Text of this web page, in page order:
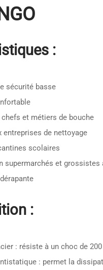
:
sécurité basse
chefs et métiers de bouche
entreprises de nettoyage
scolaires
supermarchés et grossistes
:
: résiste à un choc de
: permet la